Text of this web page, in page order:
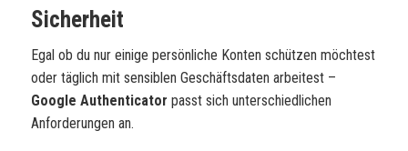
Sicherheit
Egal ob du nur einige persönliche Konten schützen möchtest
oder täglich mit sensiblen Geschäftsdaten arbeitest –
Google Authenticator passt sich unterschiedlichen
Anforderungen an.